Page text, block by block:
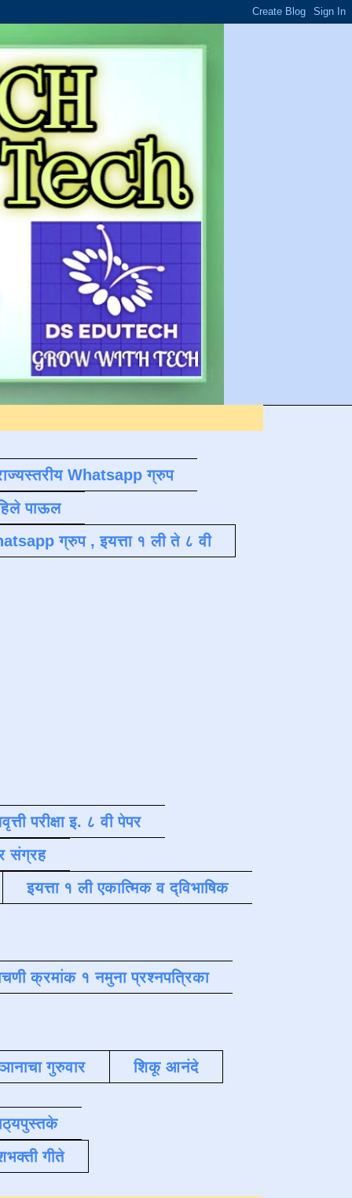
Whatsapp ग्रुप
पाऊल
ग्रुप , इयत्ता १ ली ते ८ वी
परीक्षा इ. ८ वी पेपर
संग्रह
इयत्ता १ ली एकात्मिक व द्विभाषिक
क्रमांक १ नमुना प्रश्नपत्रिका
गुरुवार शिकू आनंदे
गीते